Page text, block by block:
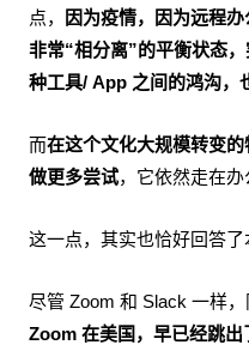
点，
因为疫情，因为远程
非常“相分离”的平衡状态
种工具/ App 之间的鸿沟，
而在这个文化大规模转变
做更多尝试，它依然走在办
这一点，其实也恰好回答了
尽管 Zoom 和 Slack 一样，
Zoom 在美国，早已经跳出